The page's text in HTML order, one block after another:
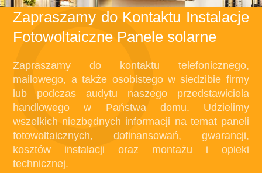
Zapraszamy do Kontaktu Instalacje
Fotowoltaiczne Panele solarne
Zapraszamy do kontaktu telefonicznego,
mailowego, a także osobistego w siedzibie firmy
lub podczas audytu naszego przedstawiciela
handlowego w Państwa domu. Udzielimy
wszelkich niezbędnych informacji na temat paneli
fotowoltaicznych, dofinansowań, gwarancji,
kosztów instalacji oraz montażu i opieki
technicznej.